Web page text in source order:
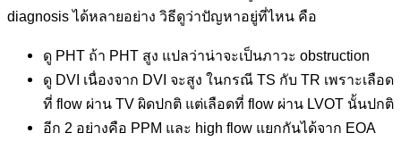
diagnosis ได้หลายอย่าง วิธีดูว่าปัญหาอยู่ที่ไหน คือ
ดู PHT ถ้า PHT สูง แปลว่าน่าจะเป็นภาวะ obstruction
ดู DVI เนื่องจาก DVI จะสูง ในกรณี TS กับ TR เพราะเลือด
ที่ flow ผ่าน TV ผิดปกติ แต่เลือดที่ flow ผ่าน LVOT นั้นปกติ
อีก 2 อย่างคือ PPM และ high flow แยกกันได้จาก EOA